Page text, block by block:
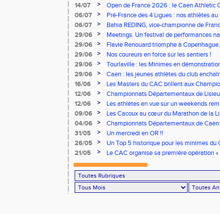
14/07
>
Open de France 2026 : le Caen Athletic
06/07
>
Pré-France des 4 Ligues : nos athlètes
06/07
>
Bahia REDING, vice-championne de
29/06
>
Meetings. Un festival de performances
concours
29/06 >
Flavie Renouard triomphe à
brillent sur tous les fronts
29/06 >
Nos coureurs en force sur les sentiers !
29/06
>
Tourlaville : les Minimes en
29/06
>
Caen : les jeunes athlètes du club
16/06
>
Les Masters du CAC brillent aux
12/06
>
Championnats Départementaux de
remarquables pour nos jeunes athlètes
12/06 >
Les athlètes en vue sur un weekends
09/06
>
Les Cacoux au cœur du Marathon de la
04/06
>
Championnats Départementaux de
rendez-vous
31/05 >
Un mercredi en OR !!
26/05
>
Un Top 5 historique pour les minimes du
Finale Nationale Equip’Athlé !
21/05 > Le CAC organise sa première opération «